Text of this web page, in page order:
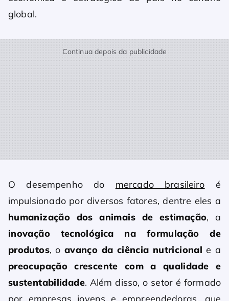
global.
Continua depois da publicidade
O desempenho do mercado brasileiro é
impulsionado por diversos fatores, dentre eles a
humanização dos animais de estimação, a
inovação tecnológica na formulação de
produtos, o avanço da ciência nutricional e a
preocupação crescente com a qualidade e
sustentabilidade. Além disso, o setor é formado